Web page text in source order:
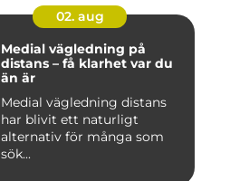
02. aug
Medial vägledning på
distans – få klarhet var du
än är
Medial vägledning distans
har blivit ett naturligt
alternativ för många som
sök...